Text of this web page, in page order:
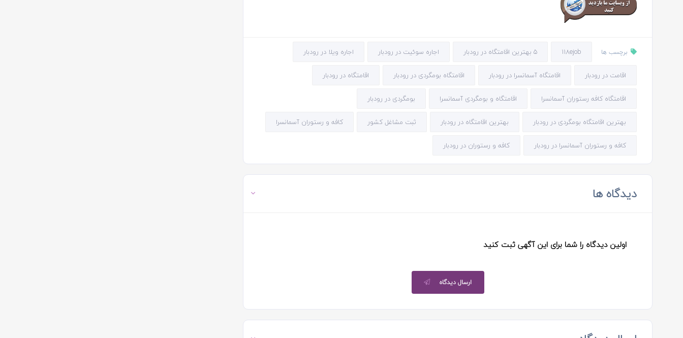
برچسب ها 118ejob 5 بهترین اقامتگاه در رودبار اجاره سوئیت در رودبار اجاره ویلا در رودبار
اقامت در رودبار اقامتگاه آسمانسرا در رودبار اقامتگاه بومگردی در رودبار اقامتگاه در رودبار
اقامتگاه کافه رستوران آسمانسرا اقامتگاه و بومگردی آسمانسرا بومگردی در رودبار
بهترین اقامتگاه بومگردی در رودبار بهترین اقامتگاه در رودبار ثبت مشاغل کشور کافه و رستوران آسمانسرا
کافه و رستوران آسمانسرا در رودبار کافه و رستوران در رودبار
دیدگاه ها
اولین دیدگاه را شما برای این آگهی ثبت کنید
ارسال دیدگاه